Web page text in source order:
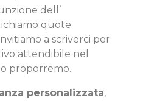
dell’
quote
a scriverci per
attendibile nel
proporremo.
personalizzata,